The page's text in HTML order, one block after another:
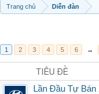
Trang chủ Diễn đàn
1 2 3 4 5 6 →
TIÊU ĐỀ
Lần Đầu Tự